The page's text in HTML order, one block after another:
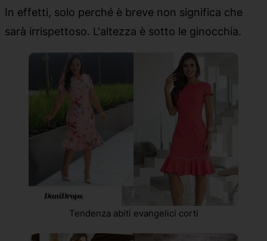
In effetti, solo perché è breve non significa che
sarà irrispettoso. L'altezza è sotto le ginocchia.
Tendenza abiti evangelici corti